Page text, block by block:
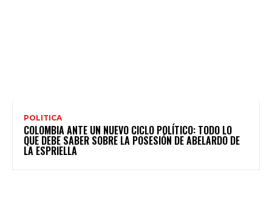
POLITICA
COLOMBIA ANTE UN NUEVO CICLO POLÍTICO: TODO LO
QUE DEBE SABER SOBRE LA POSESIÓN DE ABELARDO DE
LA ESPRIELLA